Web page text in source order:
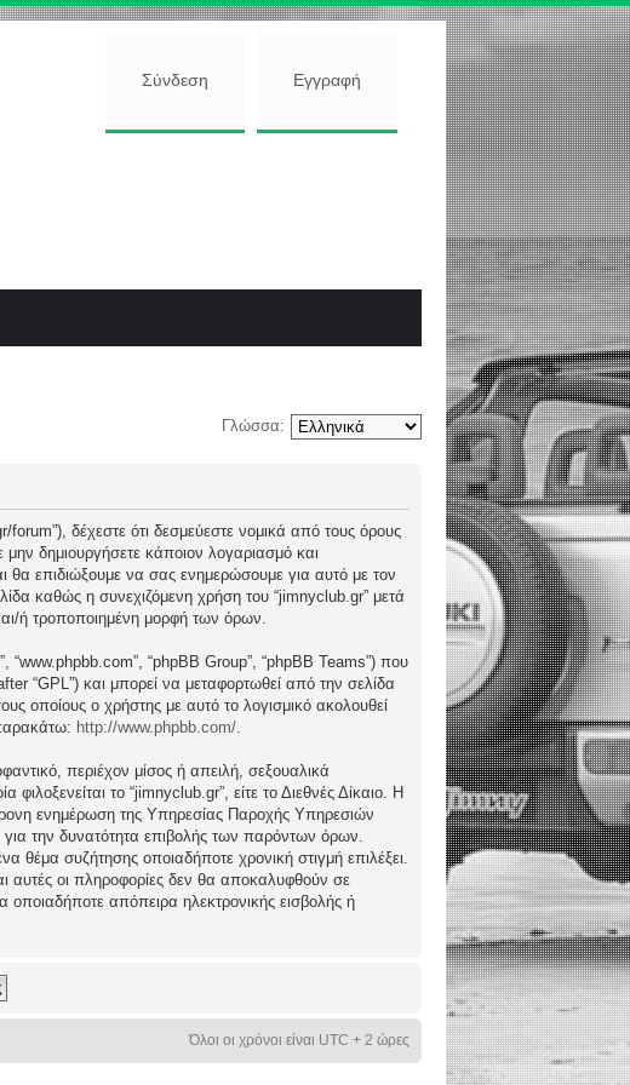
Σύνδεση Εγγραφή
Γλώσσα:
δέχεστε ότι δεσμεύεστε νομικά από τους όρους
δημιουργήσετε κάποιον λογαριασμό και
θα επιδιώξουμε να σας ενημερώσουμε για αυτό με τον
καθώς η συνεχιζόμενη χρήση του “jimnyclub.gr” μετά
ή τροποποιημένη μορφή των όρων.
“www.phpbb.com”, “phpBB Group”, “phpBB Teams”) που
“GPL”) και μπορεί να μεταφορτωθεί από την σελίδα
οποίους ο χρήστης με αυτό το λογισμικό ακολουθεί
http://www.phpbb.com/.
περιέχον μίσος ή απειλή, σεξουαλικά
το “jimnyclub.gr”, είτε το Διεθνές Δίκαιο. Η
ενημέρωση της Υπηρεσίας Παροχής Υπηρεσιών
για την δυνατότητα επιβολής των παρόντων όρων.
θέμα συζήτησης οποιαδήποτε χρονική στιγμή επιλέξει.
αυτές οι πληροφορίες δεν θα αποκαλυφθούν σε
οποιαδήποτε απόπειρα ηλεκτρονικής εισβολής ή
Όλοι οι χρόνοι είναι UTC + 2 ώρες